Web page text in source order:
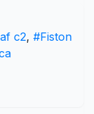
c2, #Fiston